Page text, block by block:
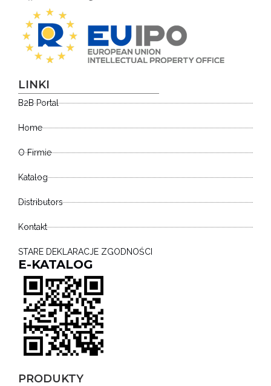
LINKI
B2B Portal
Home
O Firmie
Katalog
Distributors
Kontakt
STARE DEKLARACJE ZGODNOŚCI
E-KATALOG
PRODUKTY